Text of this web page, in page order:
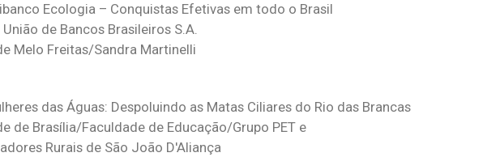
Ecologia – Conquistas Efetivas em todo o Brasil
de Bancos Brasileiros S.A.
Melo Freitas/Sandra Martinelli
das Águas: Despoluindo as Matas Ciliares do Rio das Brancas
de Brasília/Faculdade de Educação/Grupo PET e
Rurais de São João D'Aliança